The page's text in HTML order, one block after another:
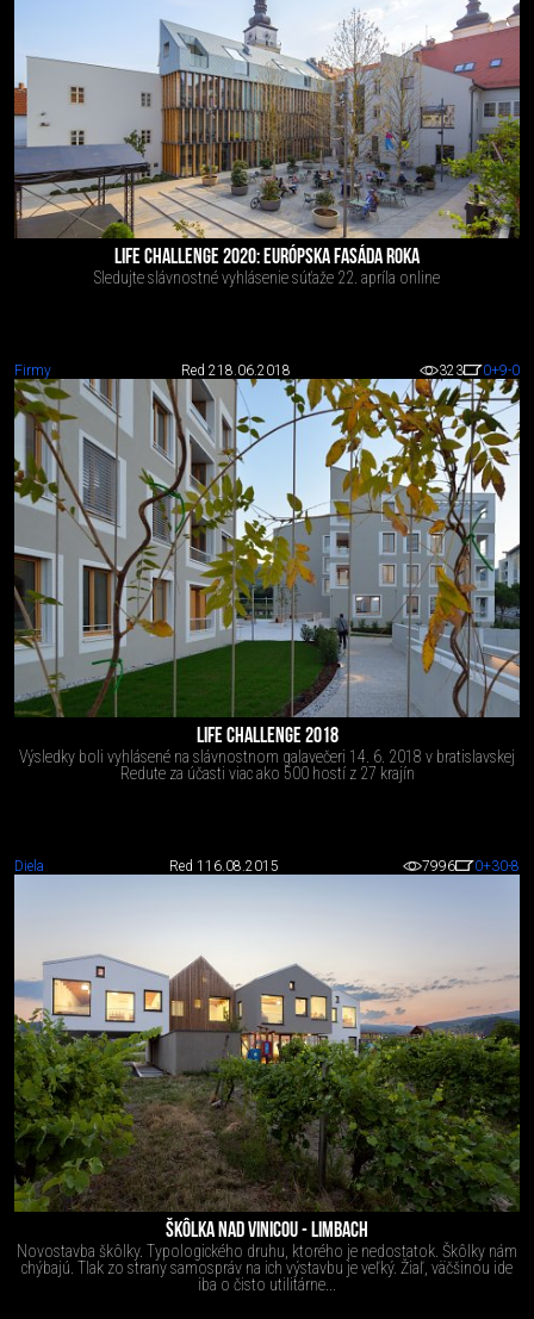
LIFE CHALLENGE 2020: EURÓPSKA FASÁDA ROKA
Sledujte slávnostné vyhlásenie súťaže 22. apríla online
Firmy Red 218.06.2018 323 0+9-0
LIFE CHALLENGE 2018
Výsledky boli vyhlásené na slávnostnom galavečeri 14. 6. 2018 v bratislavskej
Redute za účasti viac ako 500 hostí z 27 krajín
Diela Red 1 16.08.2015 7996 0+30-8
ŠKÔLKA NAD VINICOU - LIMBACH
Novostavba škôlky. Typologického druhu, ktorého je nedostatok. Škôlky nám
chýbajú. Tlak zo strany samospráv na ich výstavbu je veľký. Žiaľ, väčšinou ide
iba o čisto utilitárne...